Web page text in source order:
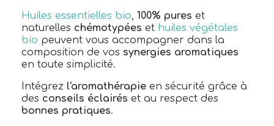
Huiles essentielles bio, 100% pures et
naturelles chémotypées et huiles végétales
bio peuvent vous accompagner dans la
composition de vos synergies aromatiques
en toute simplicité.
Intégrez l'aromathérapie en sécurité grâce à
des conseils éclairés et au respect des
bonnes pratiques.